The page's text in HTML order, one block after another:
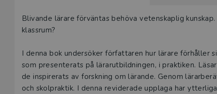
Beskrivning
Blivande lärare förväntas behöva vetenskaplig
klassrum?
I denna bok undersöker författaren hur lärare förhåller
som presenterats på lärarutbildningen, i praktiken.
de inspirerats av forskning om lärande. Genom
och skolpraktik. I denna reviderade upplaga har